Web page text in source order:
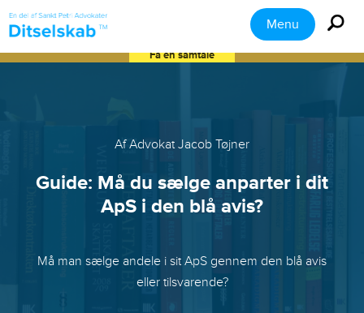
Menu
Af Advokat Jacob Tøjner
Guide: Må du sælge anparter i dit
ApS i den blå avis?
Må man sælge andele i sit ApS gennem den blå avis
eller tilsvarende?
Få en samtale